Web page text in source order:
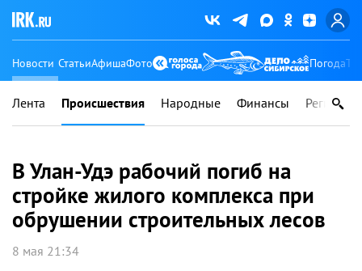
Новости СтатьиАфишаФото Погода
Лента Происшествия Народные Финансы Регионы
В Улан-Удэ рабочий погиб на
стройке жилого комплекса при
обрушении строительных лесов
8 мая 21:34